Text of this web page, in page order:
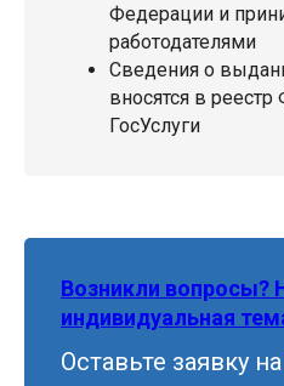
Федерации и
работодателями
Сведения о
вносятся в
ГосУслуги
Возникли вопросы?
индивидуальная
Оставьте заявку на